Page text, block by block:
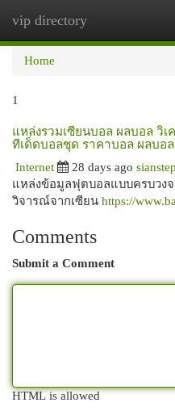
vip directory
Home
1
แหล่งรวมเซียนบอล ผลบอล วิ
ทีเด็ดบอลชุด ราคาบอล ผลบอ
Internet 28 days ago
แหล่งข้อมูลฟุตบอลแบบครบวงจ
วิจารณ์จากเซียน https://
Comments
Submit a Comment
HTML is allowed